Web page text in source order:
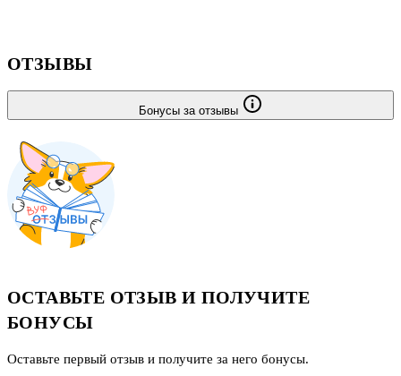
ОТЗЫВЫ
Бонусы за отзывы
ОСТАВЬТЕ ОТЗЫВ И ПОЛУЧИТЕ
БОНУСЫ
Оставьте первый отзыв и получите за него бонусы.